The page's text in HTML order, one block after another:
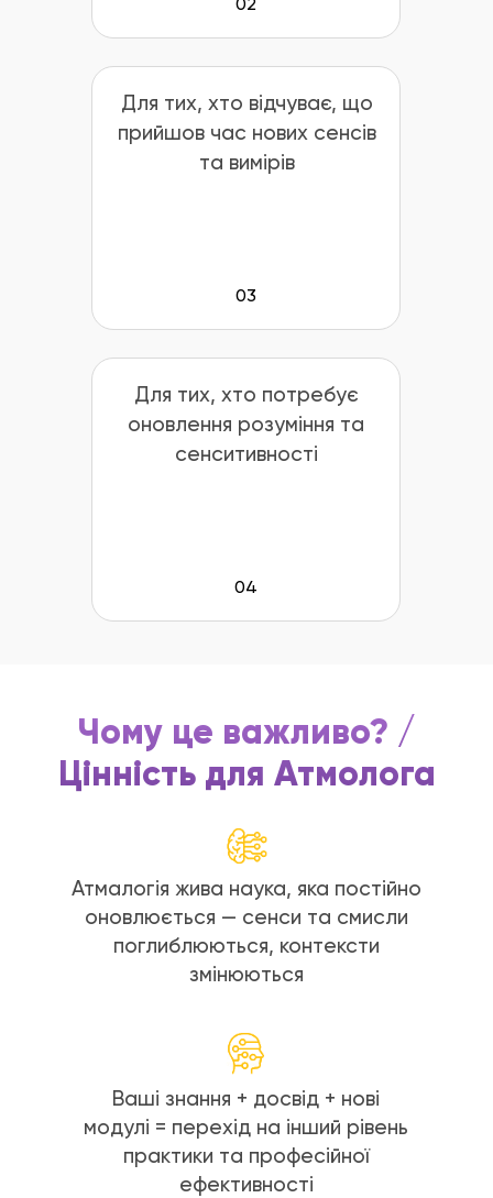
Для тих, хто потребує
оновлення розуміння та
сенситивності
Для тих, хто відчуває, що
прийшов час нових сенсів
та вимірів
04
03
Чому це важливо? /
Цінність для Атмолога
Ваші знання + досвід + нові
модулі = перехід на інший рівень
практики та професійної
ефективності
Атмалогія жива наука, яка постійно
оновлюється — сенси та смисли
поглиблюються, контексти
змінюються